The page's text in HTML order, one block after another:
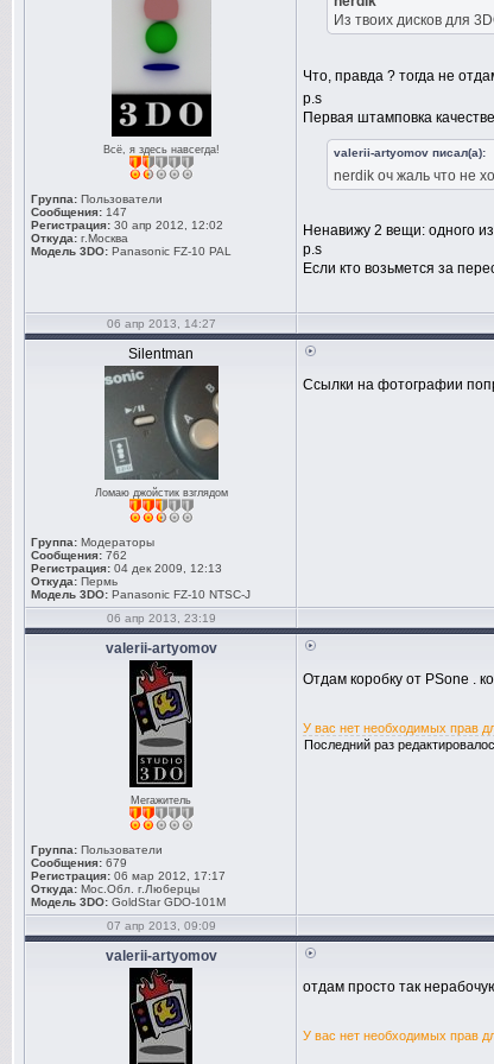
Всё, я здесь навсегда!
Группа: Пользователи
Сообщения: 147
Регистрация: 30 апр 2012, 12:02
Откуда: г.Москва
Модель 3DO: Panasonic FZ-10 PAL
Из твоих дисков для
Что, правда ? тогда не
p.s
Первая штамповка
valerii-artyomov писал(а):
nerdik оч жаль что не
Ненавижу 2 вещи: одного
p.s
Если кто возьмется за
06 апр 2013, 14:27
Silentman
Ломаю джойстик взглядом
Группа: Модераторы
Сообщения: 762
Регистрация: 04 дек 2009, 12:13
Откуда: Пермь
Модель 3DO: Panasonic FZ-10 NTSC-J
Ссылки на фотографии
06 апр 2013, 23:19
valerii-artyomov
Мегажитель
Группа: Пользователи
Сообщения: 679
Регистрация: 06 мар 2012, 17:17
Откуда: Мос.Обл. г.Люберцы
Модель 3DO: GoldStar GDO-101M
Отдам коробку от PSone .
У вас нет необходимых прав
Последний раз
07 апр 2013, 09:09
valerii-artyomov
отдам просто так
У вас нет необходимых прав